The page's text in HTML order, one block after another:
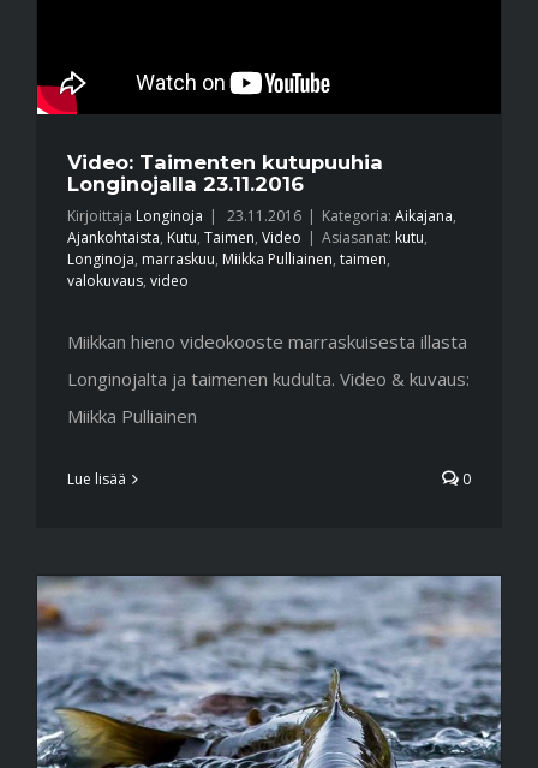
Video: Taimenten kutupuuhia
Longinojalla 23.11.2016
Kirjoittaja Longinoja | 23.11.2016 | Kategoria: Aikajana,
Ajankohtaista, Kutu, Taimen, Video | Asiasanat: kutu,
Longinoja, marraskuu, Miikka Pulliainen, taimen,
valokuvaus, video
Miikkan hieno videokooste marraskuisesta illasta
Longinojalta ja taimenen kudulta. Video & kuvaus:
Miikka Pulliainen
Lue lisää 0